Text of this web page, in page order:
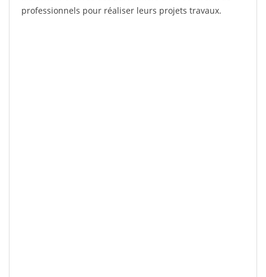
professionnels pour réaliser leurs projets travaux.